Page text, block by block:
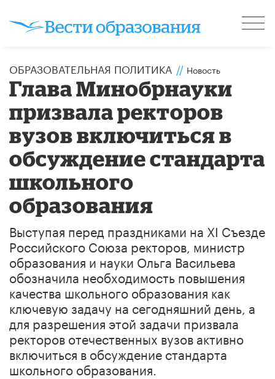
ОБРАЗОВАТЕЛЬНАЯ ПОЛИТИКА // Новость
Глава Минобрнауки
призвала ректоров
вузов включиться в
обсуждение стандарта
школьного
образования
​Выступая перед праздниками на XI Съезде
Российского Союза ректоров, министр
образования и науки Ольга Васильева
обозначила необходимость повышения
качества школьного образования как
ключевую задачу на сегодняшний день, а
для разрешения этой задачи призвала
ректоров отечественных вузов активно
включиться в обсуждение стандарта
школьного образования.